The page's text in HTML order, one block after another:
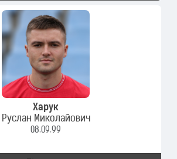
Харук
Руслан Миколайович
08.09.99